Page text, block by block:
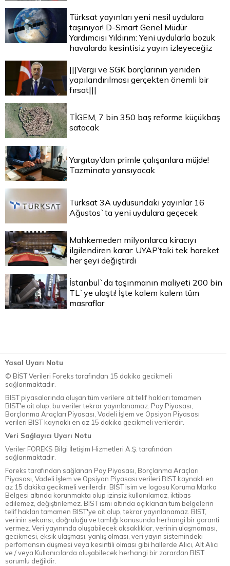
Türksat yayınları yeni nesil uydulara
taşınıyor! D-Smart Genel Müdür
Yardımcısı Yıldırım: Yeni uydularla bozuk
havalarda kesintisiz yayın izleyeceğiz
|||Vergi ve SGK borçlarının yeniden
yapılandırılması gerçekten önemli bir
fırsat|||
TİGEM, 7 bin 350 baş reforme küçükbaş
satacak
Yargıtay’dan primle çalışanlara müjde!
Tazminata yansıyacak
Türksat 3A uydusundaki yayınlar 16
Ağustos`ta yeni uydulara geçecek
Mahkemeden milyonlarca kiracıyı
ilgilendiren karar: UYAP’taki tek hareket
her şeyi değiştirdi
İstanbul`da taşınmanın maliyeti 200 bin
TL`ye ulaştı! İşte kalem kalem tüm
masraflar
Yasal Uyarı Notu
© BİST Verileri Foreks tarafından 15 dakika gecikmeli
sağlanmaktadır.
BIST piyasalarında oluşan tüm verilere ait telif hakları tamamen
BIST'e ait olup, bu veriler tekrar yayınlanamaz. Pay Piyasası,
Borçlanma Araçları Piyasası, Vadeli İşlem ve Opsiyon Piyasası
verileri BIST kaynaklı en az 15 dakika gecikmeli verilerdir.
Veri Sağlayıcı Uyarı Notu
Veriler FOREKS Bilgi İletişim Hizmetleri A.Ş. tarafından
sağlanmaktadır.
Foreks tarafından sağlanan Pay Piyasası, Borçlanma Araçları
Piyasası, Vadeli İşlem ve Opsiyon Piyasası verileri BIST kaynaklı en
az 15 dakika gecikmeli verilerdir. BIST isim ve logosu Koruma Marka
Belgesi altında korunmakta olup izinsiz kullanılamaz, iktibas
edilemez, değiştirilemez. BIST ismi altında açıklanan tüm belgelerin
telif hakları tamamen BIST'ye ait olup, tekrar yayınlanamaz. BIST,
verinin sekansı, doğruluğu ve tamlığı konusunda herhangi bir garanti
vermez. Veri yayınında oluşabilecek aksaklıklar, verinin ulaşmaması,
gecikmesi, eksik ulaşması, yanlış olması, veri yayın sistemindeki
perfomansın düşmesi veya kesintili olması gibi hallerde Alıcı, Alt Alıcı
ve / veya Kullanıcılarda oluşabilecek herhangi bir zarardan BIST
sorumlu değildir.